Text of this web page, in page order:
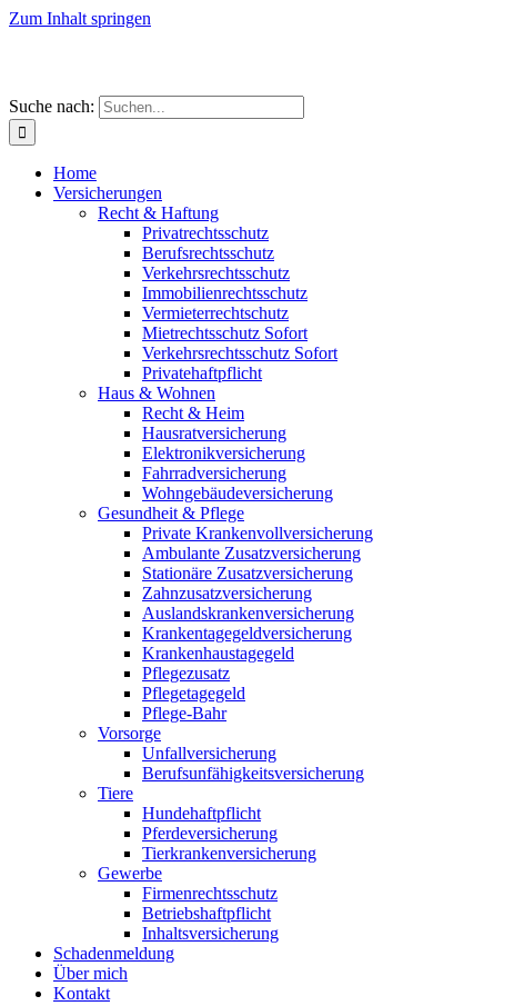
Zum Inhalt springen
Suche nach:
Home
Versicherungen
Recht & Haftung
Privatrechtsschutz
Berufsrechtsschutz
Verkehrsrechtsschutz
Immobilienrechtsschutz
Vermieterrechtschutz
Mietrechtsschutz Sofort
Verkehrsrechtsschutz Sofort
Privatehaftpflicht
Haus & Wohnen
Recht & Heim
Hausratversicherung
Elektronikversicherung
Fahrradversicherung
Wohngebäudeversicherung
Gesundheit & Pflege
Private Krankenvollversicherung
Ambulante Zusatzversicherung
Stationäre Zusatzversicherung
Zahnzusatzversicherung
Auslandskrankenversicherung
Krankentagegeldversicherung
Krankenhaustagegeld
Pflegezusatz
Pflegetagegeld
Pflege-Bahr
Vorsorge
Unfallversicherung
Berufsunfähigkeitsversicherung
Tiere
Hundehaftpflicht
Pferdeversicherung
Tierkrankenversicherung
Gewerbe
Firmenrechtsschutz
Betriebshaftpflicht
Inhaltsversicherung
Schadenmeldung
Über mich
Kontakt